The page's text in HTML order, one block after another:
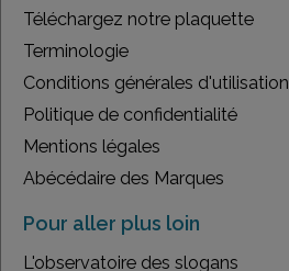
Téléchargez notre plaquette
Terminologie
Conditions générales d'utilisation
Politique de confidentialité
Mentions légales
Abécédaire des Marques
Pour aller plus loin
L'observatoire des slogans